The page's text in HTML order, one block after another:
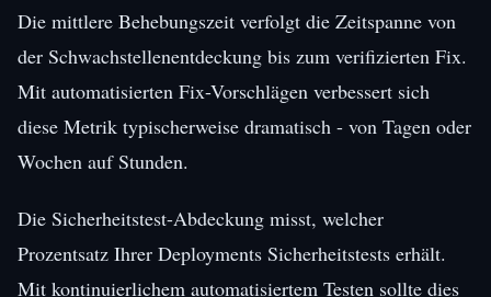
Die mittlere Behebungszeit verfolgt die Zeitspanne von
der Schwachstellenentdeckung bis zum verifizierten Fix.
Mit automatisierten Fix-Vorschlägen verbessert sich
diese Metrik typischerweise dramatisch - von Tagen oder
Wochen auf Stunden.
Die Sicherheitstest-Abdeckung misst, welcher
Prozentsatz Ihrer Deployments Sicherheitstests erhält.
Mit kontinuierlichem automatisiertem Testen sollte dies